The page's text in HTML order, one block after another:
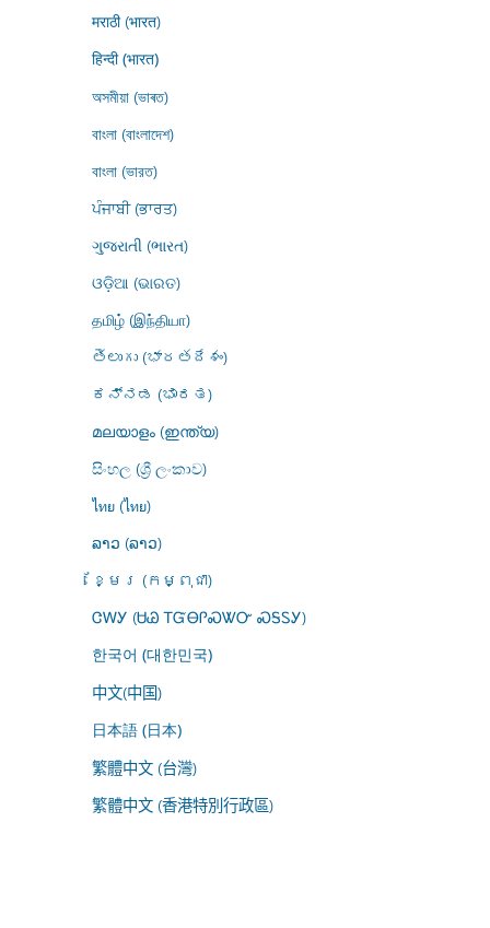
मराठी (भारत)
हिन्दी (भारत)
অসমীয়া (ভাৰত)
বাংলা (বাংলাদেশ)
বাংলা (ভারত)
ਪੰਜਾਬੀ (ਭਾਰਤ)
ગુજરાતી (ભારત)
ଓଡ଼ିଆ (ଭାରତ)
தமிழ் (இந்தியா)
తెలుగు (భారతదేశం)
ಕನ್ನಡ (ಭಾರತ)
മലയാളം (ഇന്ത്യ)
සිංහල (ශ්‍රී ලංකාව)
ไทย (ไทย)
ລາວ (ລາວ)
ខ្មែរ (កម្ពុជា)
ᏣᎳᎩ (ᏌᏊ ᎢᏳᎾᎵᏍᏔᏅ ᏍᎦᏚᎩ)
한국어 (대한민국)
中文(中国)
日本語 (日本)
繁體中文 (台灣)
繁體中文 (香港特別行政區)